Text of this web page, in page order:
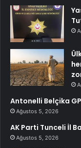
Antonelli Belçika
Ağustos 5, 2026
AK Parti Tunceli İl
Ağustos 5, 2026